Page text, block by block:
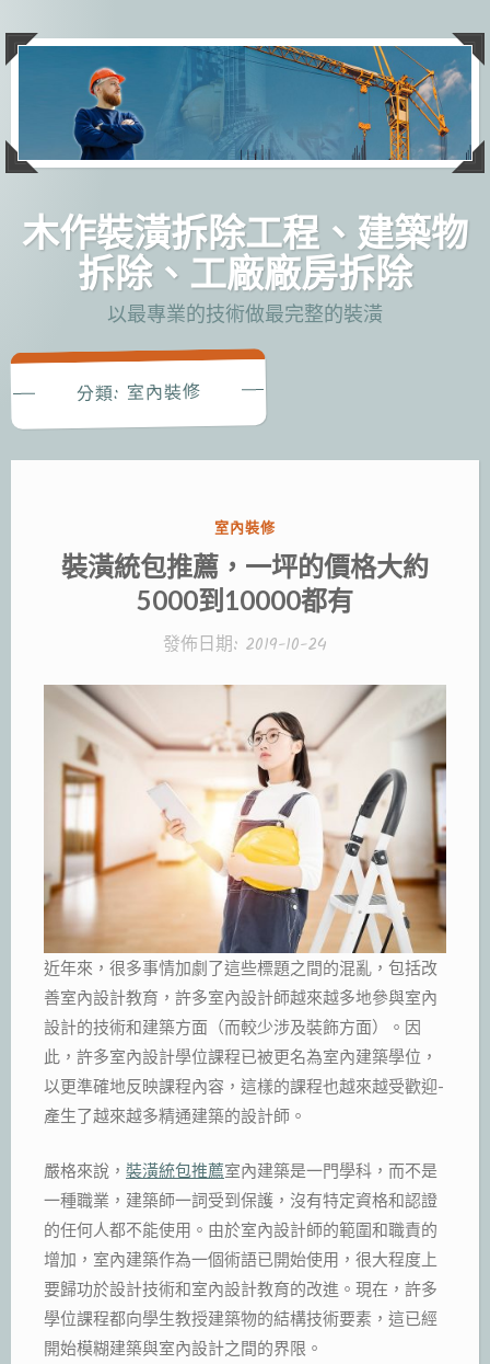
主
木作裝潢拆除工程、建築物
拆除、工廠廠房拆除
以最專業的技術做最完整的裝潢
分類: 室內裝修
分
類:
室內裝修
裝潢統包推薦，一坪的價格大約
5000到10000都有
發佈日期: 2019-10-24
近年來，很多事情加劇了這些標題之間的混亂，包括改
善室內設計教育，許多室內設計師越來越多地參與室內
設計的技術和建築方面（而較少涉及裝飾方面）。因
此，許多室內設計學位課程已被更名為室內建築學位，
以更準確地反映課程內容，這樣的課程也越來越受歡迎-
產生了越來越多精通建築的設計師。
嚴格來說， 裝潢統包推薦室內建築是一門學科，而不是
一種職業，建築師一詞受到保護，沒有特定資格和認證
的任何人都不能使用。由於室內設計師的範圍和職責的
增加，室內建築作為一個術語已開始使用，很大程度上
要歸功於設計技術和室內設計教育的改進。現在，許多
學位課程都向學生教授建築物的結構技術要素，這已經
開始模糊建築與室內設計之間的界限。